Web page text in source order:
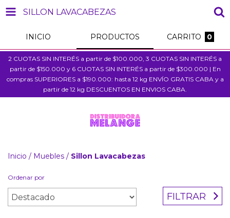
SILLON LAVACABEZAS
INICIO PRODUCTOS CARRITO 0
2 CUOTAS SIN INTERÉS a partir de $100.000, 3 CUOTAS SIN INTERÉS a
partir de $150.000 y 6 CUOTAS SIN INTERÉS a partir de $300.000 | En
compras SUPERIORES a $190.000: hasta 12 kg ENVÍO GRATIS CABA y a
partir de 12 kg DESCUENTOS EN ENVIOS CABA.
Inicio / Muebles / Sillon Lavacabezas
Ordenar por
FILTRAR